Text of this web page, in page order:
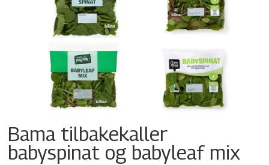
Bama tilbakekaller
babyspinat og babyleaf mix